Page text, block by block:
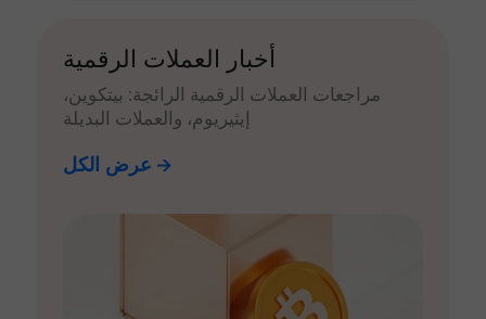
أخبار العملات الرقمية
مراجعات العملات الرقمية الرائجة: بيتكوين،
إيثيريوم، والعملات البديلة
عرض الكل